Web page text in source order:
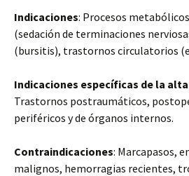
Indicaciones: Procesos
(sedación de terminaciones
(bursitis), trastornos circulatorios
Indicaciones específicas de la
Trastornos postraumáticos,
periféricos y de órganos internos.
Contraindicaciones: Marcapasos,
malignos, hemorragias recientes,